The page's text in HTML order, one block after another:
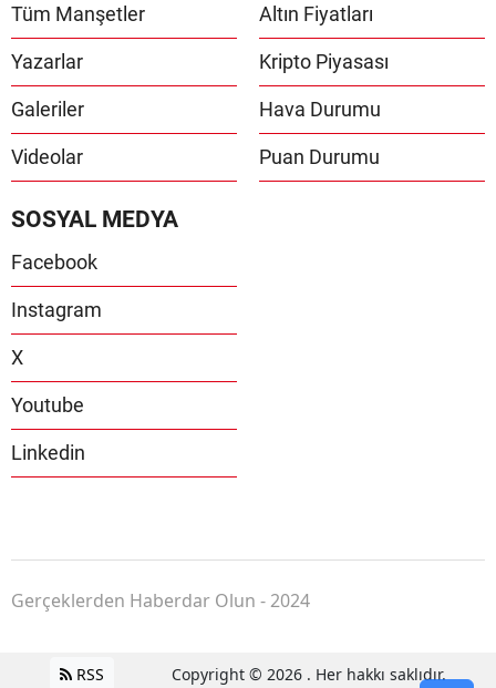
Tüm Manşetler
Yazarlar
Galeriler
Videolar
Altın Fiyatları
Kripto Piyasası
Hava Durumu
Puan Durumu
SOSYAL MEDYA
Facebook
Instagram
X
Youtube
Linkedin
Gerçeklerden Haberdar Olun - 2024
RSS Copyright © 2026 . Her hakkı saklıdır.